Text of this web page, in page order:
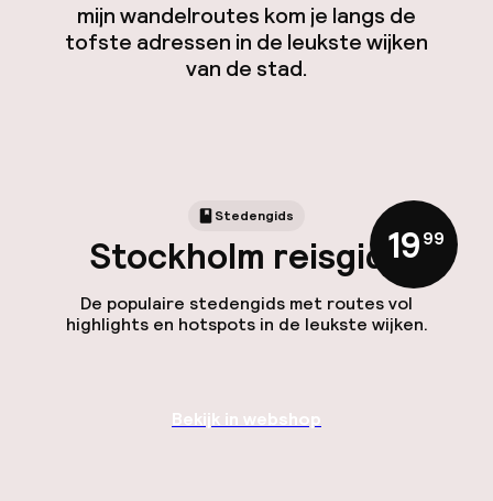
mijn wandelroutes kom je langs de
tofste adressen in de leukste wijken
van de stad.
Stedengids
Stockholm reisgids
De populaire stedengids met routes vol
highlights en hotspots in de leukste wijken.
19,99
Bekijk in webshop